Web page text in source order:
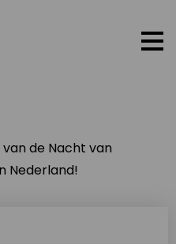
de Nacht van
Nederland!